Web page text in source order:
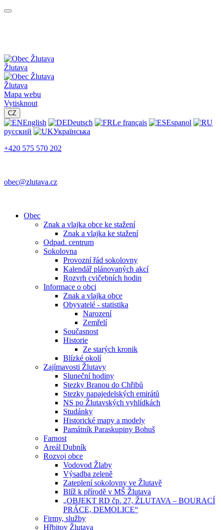
Žlutava
Žlutava
Mapa webu
Vytisknout
CZ
English Deutsch Le français
Espanol
русский
Українська
+420 575 570 202
obec@zlutava.cz
Obec
Znak a vlajka obce ke stažení
Znak a vlajka ke stažení
Odpad. centrum
Sokolovna
Provozní řád sokolovny
Kalendář plánovaných akcí
Rozvrh cvičebních hodin
Informace o obci
Znak a vlajka obce
Obyvatelé - statistika
Narození
Zemřelí
Současnost
Historie
Ze starých kronik
Blízké okolí
Zajímavosti Žlutavy
Sluneční hodiny
Stezky Branou do Chřibů
Stezky napajedelských emirátů
NS po Žlutavských vyhlídkách
Studánky
Historické mapy a modely
Památník Paraskupiny Bohuš
Farnost
Areál Dubník
Rozvoj obce
Vodovod Žlaby
Výsadba zeleně
Zateplení sokolovny ve Žlutavě
Blíž k přírodě v MŠ Žlutava
„OBJEKT RD čp. 27, ŽLUTAVA – BOURACÍ
PRÁCE, DEMOLICE“
Firmy, služby
Hřbitov Žlutava